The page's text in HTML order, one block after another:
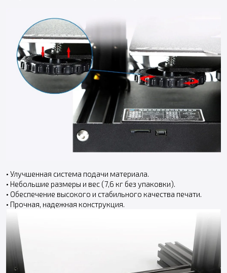
• Улучшенная система подачи материала.
• Небольшие размеры и вес (7,6 кг без упаковки).
• Обеспечение высокого и стабильного качества печати.
• Прочная, надежная конструкция.